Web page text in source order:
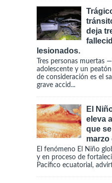
deja
lesionados.
Tres personas muertas
adolescente y un
de consideración es el
grave accid...
El
eleva
que
marzo
El fenómeno El Niño
y en proceso de
Pacífico ecuatorial,